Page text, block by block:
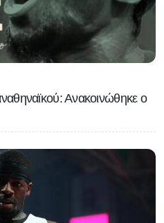
Ανακοινώθηκε ο